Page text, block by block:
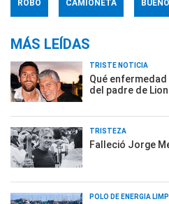
ROBO CAMIONETA
MÁS LEÍDAS
TRISTE NOTICIA
Qué
del padre de
TRISTEZA
Falleció Jorge
POLO DE ENERGÍA